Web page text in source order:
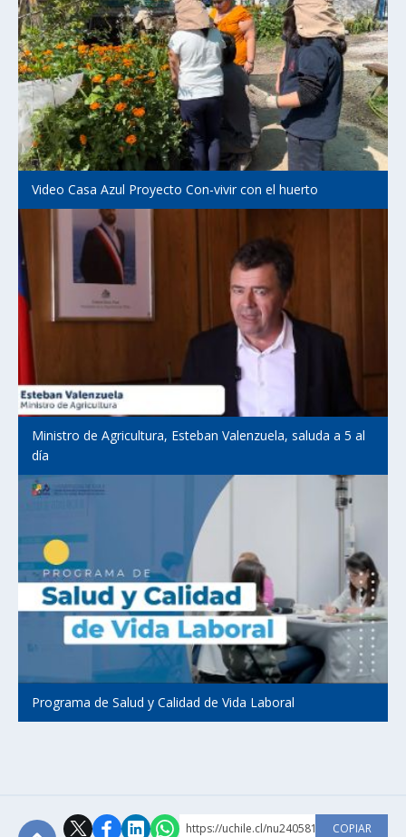
Video Casa Azul Proyecto Con-vivir con el huerto
Ministro de Agricultura, Esteban Valenzuela, saluda a 5 al
día
Programa de Salud y Calidad de Vida Laboral
https://uchile.cl/nu240581 COPIAR